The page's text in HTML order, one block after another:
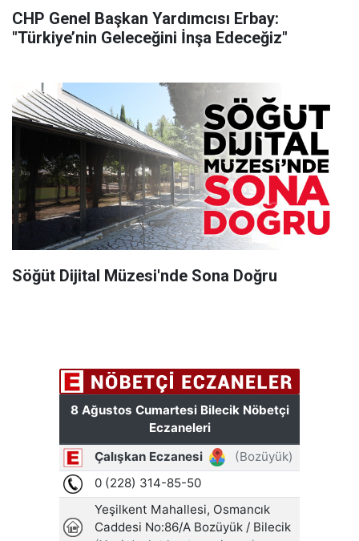
CHP Genel Başkan Yardımcısı Erbay:
"Türkiye’nin Geleceğini İnşa Edeceğiz"
Söğüt Dijital Müzesi'nde Sona Doğru